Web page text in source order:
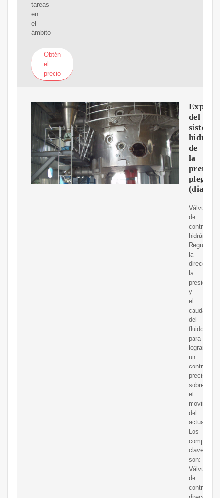
tareas
en
el
ámbito
Obtén
el
precio
del
sistema
de
la
prensa
Válvulas
de
control
hidráulico:
Regulan
la
dirección,
la
presión
y
el
caudal
del
fluido
para
lograr
un
control
preciso
sobre
el
del
actuador.
Los
clave
son:
Válvulas
de
control